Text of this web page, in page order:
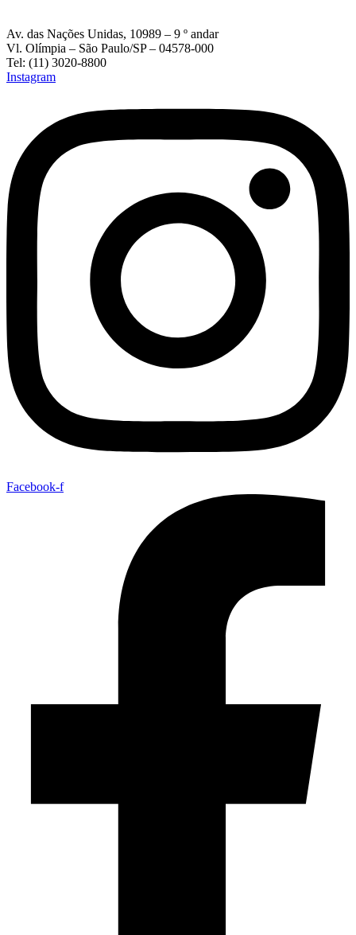
Av. das Nações Unidas, 10989 – 9 º andar
Vl. Olímpia – São Paulo/SP – 04578-000
Tel: (11) 3020-8800
Instagram
Facebook-f